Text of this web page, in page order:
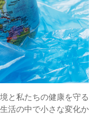
と私たちの健康を守る
活の中で小さな変化か